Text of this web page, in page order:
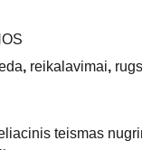
, reikalavimai,
teismas